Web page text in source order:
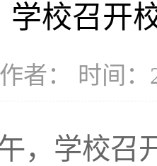
学校召开
作者： 时间：
，学校召